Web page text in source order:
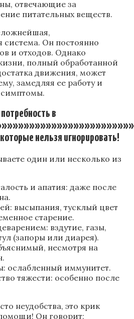
отвечающие за
питательных веществ.
Он постоянно
и отходов. Однако
полный обработанной
движения, может
замедляя ее работу и
в
нельзя игнорировать!
один или несколько из
и апатия: даже после
высыпания, тусклый цвет
старение.
вздутие, газы,
(запоры или диарея).
несмотря на
ослабленный иммунитет.
тяжести: особенно после
неудобства, это крик
Он говорит: